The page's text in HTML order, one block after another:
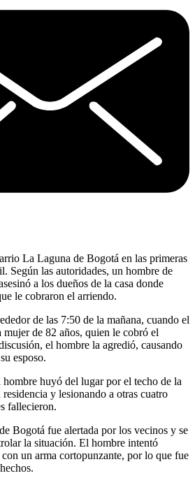
La Laguna de Bogotá en las primeras
Según las autoridades, un hombre de
a los dueños de la casa donde
le cobraron el arriendo.
de las 7:50 de la mañana, cuando el
de 82 años, quien le cobró el
el hombre la agredió, causando
esposo.
huyó del lugar por el techo de la
y lesionando a otras cuatro
fallecieron.
Bogotá fue alertada por los vecinos y se
la situación. El hombre intentó
un arma cortopunzante, por lo que fue